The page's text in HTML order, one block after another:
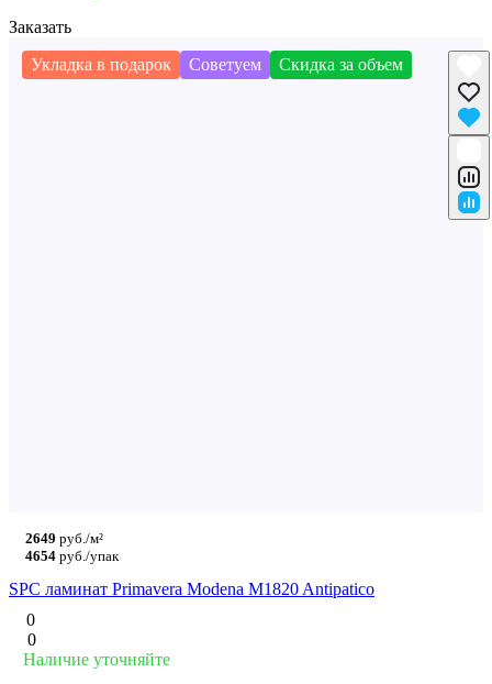
Заказать
Укладка в подарок
Советуем Скидка за объем
2649 руб./м²
4654 руб./упак
SPC ламинат Primavera Modena M1820 Antipatico
0
0
Наличие уточняйте